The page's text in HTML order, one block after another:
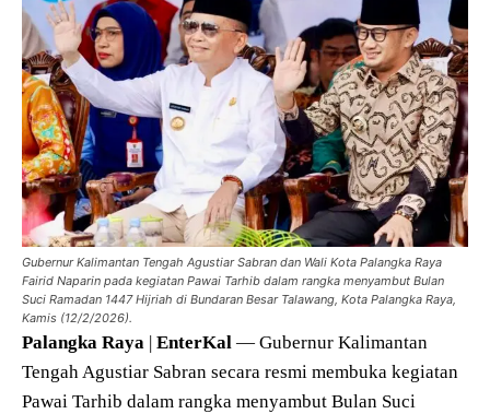
Gubernur Kalimantan Tengah Agustiar Sabran dan Wali Kota Palangka Raya
Fairid Naparin pada kegiatan Pawai Tarhib dalam rangka menyambut Bulan
Suci Ramadan 1447 Hijriah di Bundaran Besar Talawang, Kota Palangka Raya,
Kamis (12/2/2026).
Palangka Raya EnterKal — Gubernur Kalimantan
Tengah Agustiar Sabran secara resmi membuka kegiatan
Pawai Tarhib dalam rangka menyambut Bulan Suci